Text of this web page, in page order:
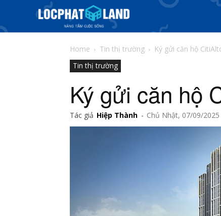
Home Tin thị trường
Ký gửi căn hộ
Tin thị trường
Ký gửi căn hộ
Tác giả Hiệp Thành - Chủ Nhật, 07/09/2025